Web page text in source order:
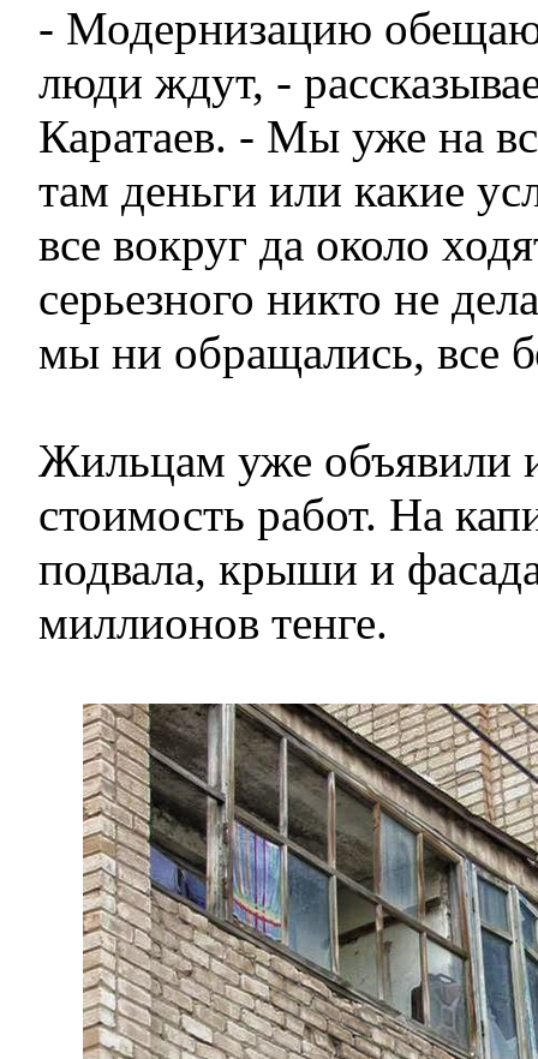
- Модернизацию
люди ждут, -
Каратаев. - Мы уже на
там деньги или какие
все вокруг да около
серьезного никто не
мы ни обращались, все
Жильцам уже объявили
стоимость работ. На
подвала, крыши и
миллионов тенге.